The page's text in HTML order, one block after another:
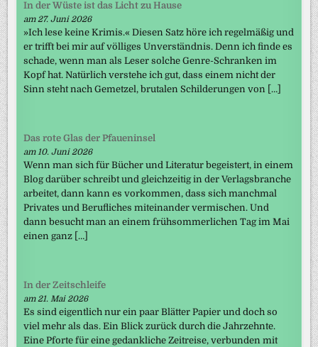
In der Wüste ist das Licht zu Hause
am 27. Juni 2026
»Ich lese keine Krimis.« Diesen Satz höre ich regelmäßig und
er trifft bei mir auf völliges Unverständnis. Denn ich finde es
schade, wenn man als Leser solche Genre-Schranken im
Kopf hat. Natürlich verstehe ich gut, dass einem nicht der
Sinn steht nach Gemetzel, brutalen Schilderungen von […]
Das rote Glas der Pfaueninsel
am 10. Juni 2026
Wenn man sich für Bücher und Literatur begeistert, in einem
Blog darüber schreibt und gleichzeitig in der Verlagsbranche
arbeitet, dann kann es vorkommen, dass sich manchmal
Privates und Berufliches miteinander vermischen. Und
dann besucht man an einem frühsommerlichen Tag im Mai
einen ganz […]
In der Zeitschleife
am 21. Mai 2026
Es sind eigentlich nur ein paar Blätter Papier und doch so
viel mehr als das. Ein Blick zurück durch die Jahrzehnte.
Eine Pforte für eine gedankliche Zeitreise, verbunden mit